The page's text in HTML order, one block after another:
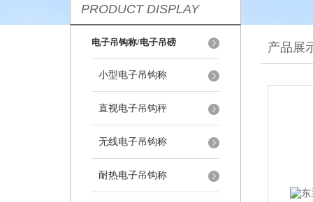
PRODUCT DISPLAY
电子吊钩称/电子吊磅
小型电子吊钩称
直视电子吊钩秤
无线电子吊钩称
耐热电子吊钩称
产品展